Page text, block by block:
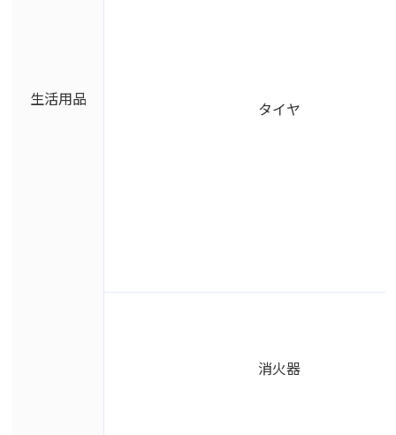
生活用品 タイヤ
消火器